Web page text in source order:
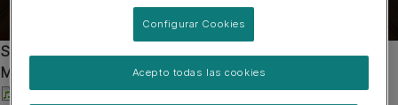
Scene Audio
MP3 File
SALON-Narrador_0.mp3
Configurar Cookies
Acepto todas las cookies